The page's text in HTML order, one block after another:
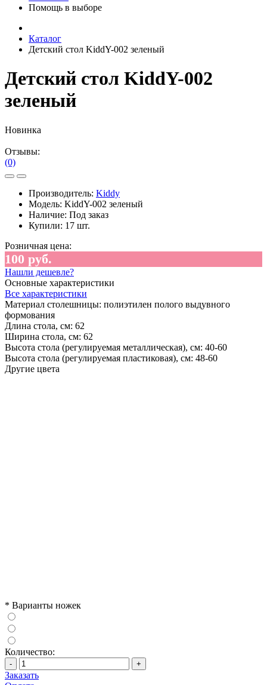
Помощь в выборе
Каталог
Детский стол KiddY-002 зеленый
Детский стол KiddY-002
зеленый
Новинка
Отзывы:
(0)
Производитель: Kiddy
Модель: KiddY-002 зеленый
Наличие: Под заказ
Купили: 17 шт.
Розничная цена:
100 руб.
Нашли дешевле?
Основные характеристики
Все характеристики
Материал столешницы: полиэтилен полого выдувного
формования
Длина стола, см: 62
Ширина стола, см: 62
Высота стола (регулируемая металлическая), см: 40-60
Высота стола (регулируемая пластиковая), см: 48-60
Другие цвета
* Варианты ножек
Количество:
- +
Заказать